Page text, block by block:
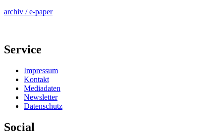
archiv / e-paper
Service
Impressum
Kontakt
Mediadaten
Newsletter
Datenschutz
Social